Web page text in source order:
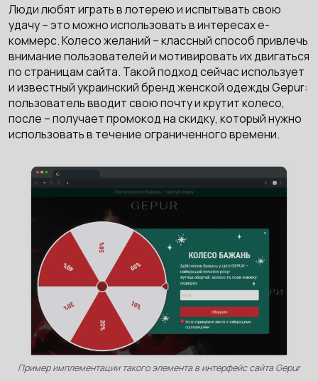
Люди любят играть в лотерею и испытывать свою
удачу – это можно использовать в интересах е-
коммерс. Колесо желаний – классный способ привлечь
внимание пользователей и мотивировать их двигаться
по страницам сайта. Такой подход сейчас использует
и известный украинский бренд женской одежды Gepur:
пользователь вводит свою почту и крутит колесо,
после – получает промокод на скидку, который нужно
использовать в течение ограниченного времени.
Пример имплементации такого элемента в интерфейс сайта Gepur